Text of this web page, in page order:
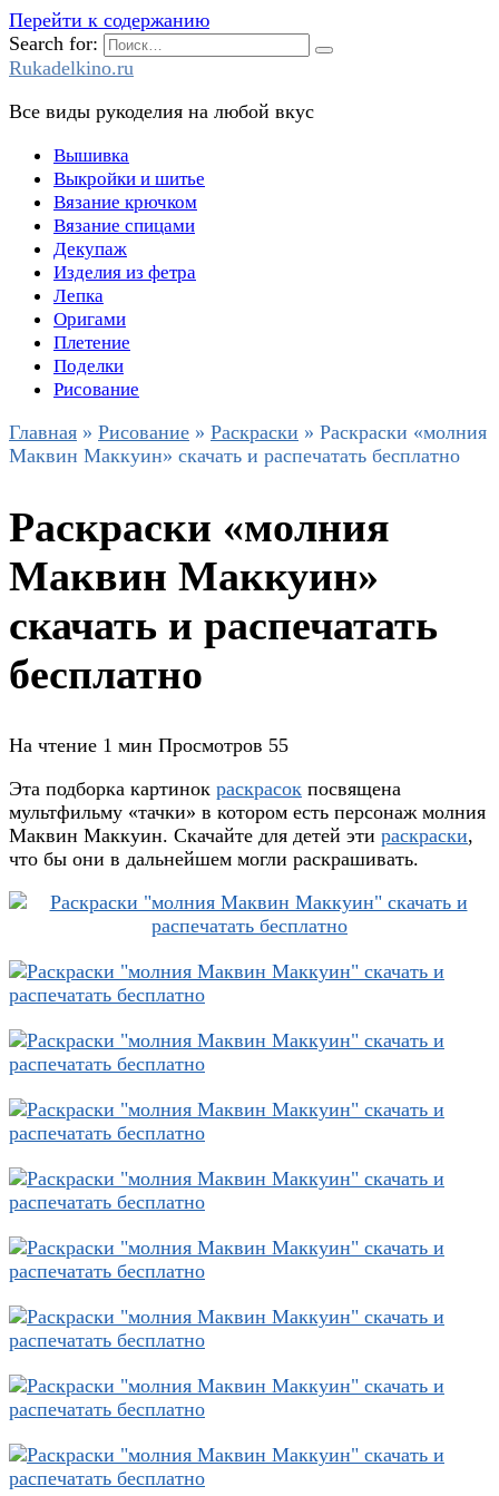
Перейти к содержанию
Search for:
Rukadelkino.ru
Все виды рукоделия на любой вкус
Вышивка
Выкройки и шитье
Вязание крючком
Вязание спицами
Декупаж
Изделия из фетра
Лепка
Оригами
Плетение
Поделки
Рисование
Главная » Рисование » Раскраски » Раскраски «молния
Маквин Маккуин» скачать и распечатать бесплатно
Раскраски «молния
Маквин Маккуин»
скачать и распечатать
бесплатно
На чтение 1 мин Просмотров 55
Эта подборка картинок раскрасок посвящена
мультфильму «тачки» в котором есть персонаж молния
Маквин Маккуин. Скачайте для детей эти раскраски,
что бы они в дальнейшем могли раскрашивать.